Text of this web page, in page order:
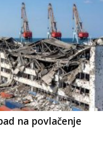
na povlačenje